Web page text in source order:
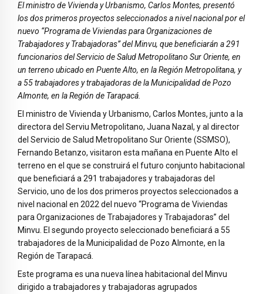
El ministro de Vivienda y Urbanismo, Carlos Montes, presentó
los dos primeros proyectos seleccionados a nivel nacional por el
nuevo “Programa de Viviendas para Organizaciones de
Trabajadores y Trabajadoras” del Minvu, que beneficiarán a 291
funcionarios del Servicio de Salud Metropolitano Sur Oriente, en
un terreno ubicado en Puente Alto, en la Región Metropolitana, y
a 55 trabajadores y trabajadoras de la Municipalidad de Pozo
Almonte, en la Región de Tarapacá.
El ministro de Vivienda y Urbanismo, Carlos Montes, junto a la
directora del Serviu Metropolitano, Juana Nazal, y al director
del Servicio de Salud Metropolitano Sur Oriente (SSMSO),
Fernando Betanzo, visitaron esta mañana en Puente Alto el
terreno en el que se construirá el futuro conjunto habitacional
que beneficiará a 291 trabajadores y trabajadoras del
Servicio, uno de los dos primeros proyectos seleccionados a
nivel nacional en 2022 del nuevo “Programa de Viviendas
para Organizaciones de Trabajadores y Trabajadoras” del
Minvu. El segundo proyecto seleccionado beneficiará a 55
trabajadores de la Municipalidad de Pozo Almonte, en la
Región de Tarapacá.
Este programa es una nueva línea habitacional del Minvu
dirigido a trabajadores y trabajadoras agrupados